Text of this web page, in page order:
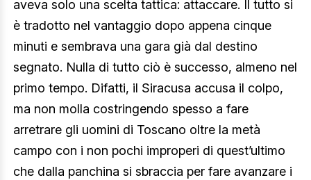
aveva solo una scelta tattica: attaccare. Il tutto si
è tradotto nel vantaggio dopo appena cinque
minuti e sembrava una gara già dal destino
segnato. Nulla di tutto ciò è successo, almeno nel
primo tempo. Difatti, il Siracusa accusa il colpo,
ma non molla costringendo spesso a fare
arretrare gli uomini di Toscano oltre la metà
campo con i non pochi improperi di quest’ultimo
che dalla panchina si sbraccia per fare avanzare i